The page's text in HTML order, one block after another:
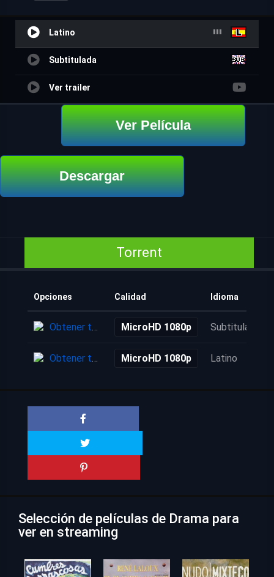
Latino
Subtitulada
Ver trailer
Ver Película
Descargar
Torrent
Opciones Calidad Idioma
Obtener torrent MicroHD 1080p Subtitulada
Obtener torrent MicroHD 1080p Latino
Selección de películas de Drama para
ver en streaming